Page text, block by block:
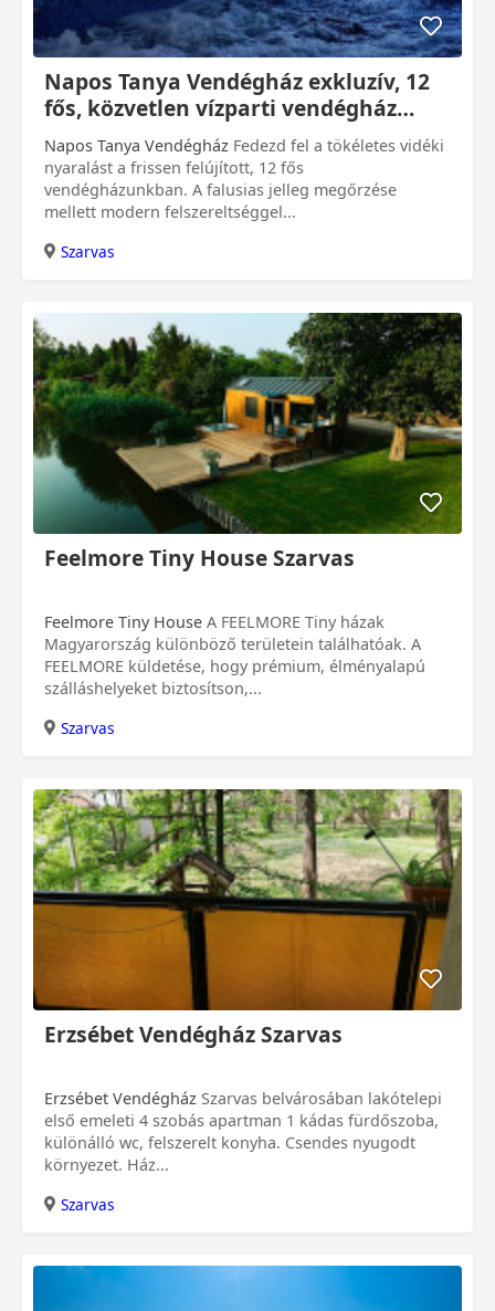
0 Ft
Napos Tanya Vendégház exkluzív, 12
fős, közvetlen vízparti vendégház
Szarvason
Napos Tanya Vendégház
nyaralást a frissen felújított, 12 fős
vendégházunkban. A falusias jelleg megőrzése
mellett modern felszereltséggel...
Szarvas
Feelmore Tiny House Szarvas
Feelmore Tiny House
Magyarország különböző területein találhatóak. A
FEELMORE küldetése, hogy prémium, élményalapú
szálláshelyeket biztosítson,...
Szarvas
Erzsébet Vendégház Szarvas
Erzsébet Vendégház
első emeleti 4 szobás apartman 1 kádas fürdőszoba,
különálló wc, felszerelt konyha. Csendes nyugodt
környezet. Ház...
Szarvas